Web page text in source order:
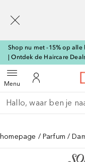
Shop nu met -15% op
| Ontdek de Haircare
MenuOpen menuNaar Mijn
Ga terug
Zoekopdracht uitvoeren
homepage Parfum